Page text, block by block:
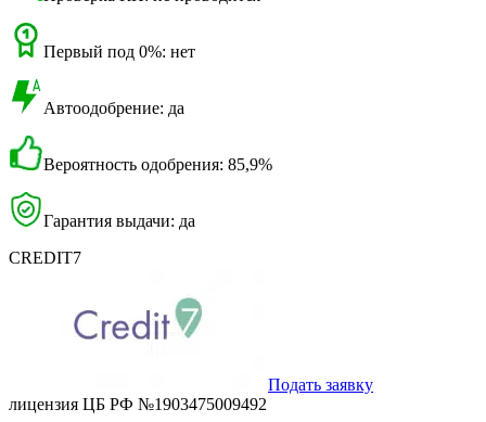
Первый под 0%: нет
Автоодобрение: да
Вероятность одобрения: 85,9%
Гарантия выдачи: да
CREDIT7
Подать заявку
лицензия ЦБ РФ №1903475009492